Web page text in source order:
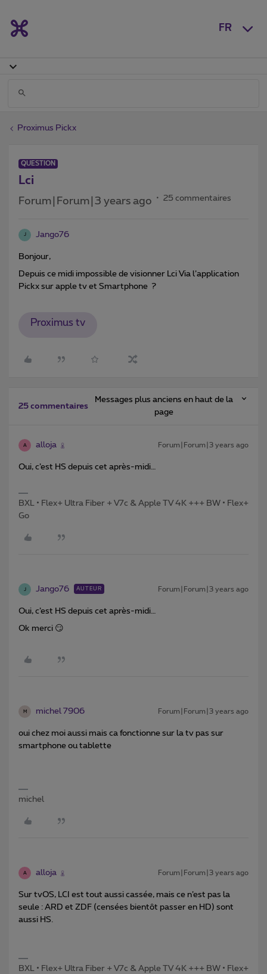
FR
Proximus Pickx
QUESTION
Lci
Forum|Forum|3 years ago 25 commentaires
J Jango76
Bonjour,
Depuis ce midi impossible de visionner Lci Via l’application
Pickx sur apple tv et Smartphone ?
Proximus tv
25 commentaires
Messages plus anciens en haut de la
page
A alloja Forum|Forum|3 years ago
Oui, c’est HS depuis cet après-midi…
BXL • Flex+ Ultra Fiber + V7c & Apple TV 4K +++ BW • Flex+
Go
Jango76 AUTEUR Forum|Forum|3 years ago
Oui, c’est HS depuis cet après-midi…
Ok merci 😏
M michel 7906 Forum|Forum|3 years ago
oui chez moi aussi mais ca fonctionne sur la tv pas sur
smartphone ou tablette
michel
A alloja Forum|Forum|3 years ago
Sur tvOS, LCI est tout aussi cassée, mais ce n’est pas la
seule : ARD et ZDF (censées bientôt passer en HD) sont
aussi HS.
BXL • Flex+ Ultra Fiber + V7c & Apple TV 4K +++ BW • Flex+